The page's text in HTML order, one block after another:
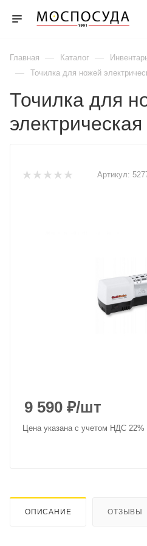
Главная — Каталог —
— Точилка для ножей
Точилка для
Артикул:
9 590 ₽/шт
Цена указана с учетом НДС 22%
ОПИСАНИЕ ОТЗЫВЫ